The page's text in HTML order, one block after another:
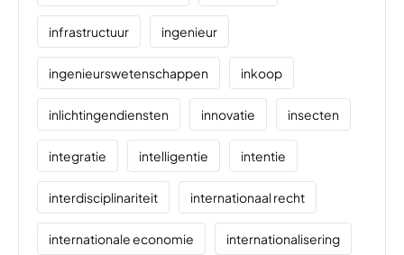
infrastructuur ingenieur
ingenieurswetenschappen inkoop
inlichtingendiensten innovatie insecten
integratie intelligentie intentie
interdisciplinariteit internationaal recht
internationale economie internationalisering